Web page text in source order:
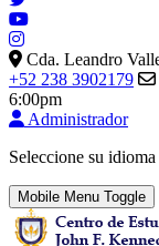
Cda. Leandro
+52 238 3902179
6:00pm
Administrador
Seleccione su idioma
Mobile Menu Toggle